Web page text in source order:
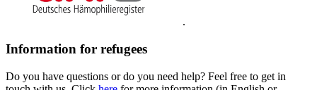
.
Information for refugees
Do you have questions or do you need help? Feel free to get in